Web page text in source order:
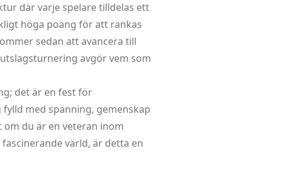
där varje spelare tilldelas ett
höga poäng för att rankas
sedan att avancera till
avgör vem som
det är en fest för
med spänning, gemenskap
du är en veteran inom
värld, är detta en